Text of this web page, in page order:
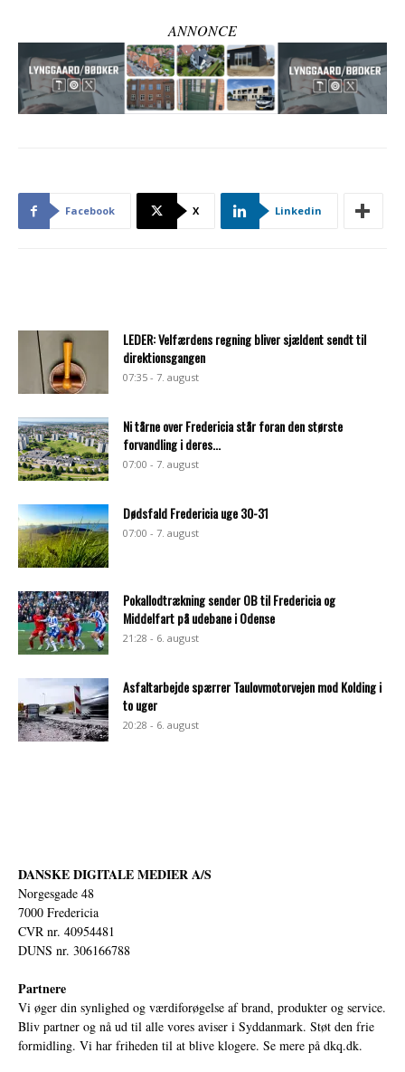
ANNONCE
Facebook X Linkedin
LEDER: Velfærdens regning bliver sjældent sendt til
direktionsgangen
07:35 - 7. august
Ni tårne over Fredericia står foran den største
forvandling i deres...
07:00 - 7. august
Dødsfald Fredericia uge 30-31
07:00 - 7. august
Pokallodtrækning sender OB til Fredericia og
Middelfart på udebane i Odense
21:28 - 6. august
Asfaltarbejde spærrer Taulovmotorvejen mod Kolding i
to uger
20:28 - 6. august
DANSKE DIGITALE MEDIER A/S
Norgesgade 48
7000 Fredericia
CVR nr. 40954481
DUNS nr. 306166788
Partnere
Vi øger din synlighed og værdiforøgelse af brand, produkter og service.
Bliv partner og nå ud til alle vores aviser i Syddanmark. Støt den frie
formidling. Vi har friheden til at blive klogere. Se mere på dkq.dk.